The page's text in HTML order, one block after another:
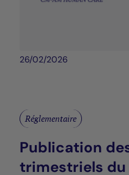
26/02/2026
Réglementaire
Publication
trimestriels